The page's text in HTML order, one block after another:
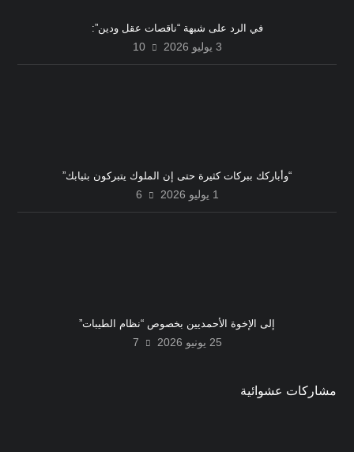
في الرد على شبهة “ناقصات عقل ودين”:
3 يوليو 2026 10
“وأباركك ببركات كثيرة حتى إن الملوك يتبركون بثيابك”
1 يوليو 2026 6
إلى الإخوة الأحمديين بخصوص “نظام الطيبات”
25 يونيو 2026 7
مشاركات عشوائية